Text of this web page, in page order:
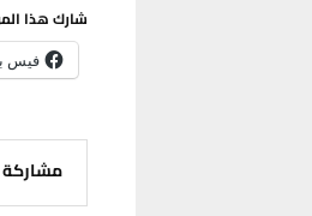
شارك هذا
فيس
مشاركة